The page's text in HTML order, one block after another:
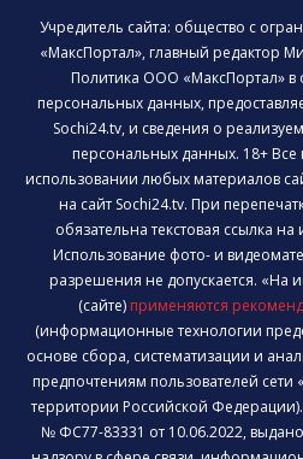
Учредитель сайта: общество с
«МаксПортал», главный редактор
Политика ООО «МаксПортал»
персональных данных,
Sochi24.tv, и сведения о
персональных данных. 18+
использовании любых материалов
на сайт Sochi24.tv. При
обязательна текстовая ссылка на
Использование фото- и
разрешения не допускается.
(сайте) применяются
(информационные технологии
основе сбора, систематизации и
предпочтениям пользователей
территории Российской
№ ФС77-83331 от 10.06.2022,